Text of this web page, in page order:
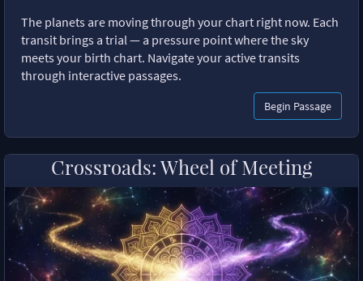
The planets are moving through your chart right now. Each
transit brings a trial — a pressure point where the sky
meets your birth chart. Navigate your active transits
through interactive passages.
Begin Passage
Crossroads: Wheel of Meeting